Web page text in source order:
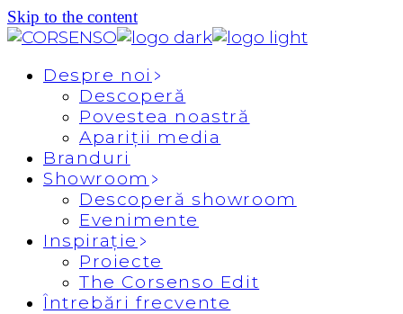
Skip to the content
Despre noi
Descoperă
Povestea noastră
Apariții media
Branduri
Showroom
Descoperă showroom
Evenimente
Inspirație
Proiecte
The Corsenso Edit
Întrebări frecvente